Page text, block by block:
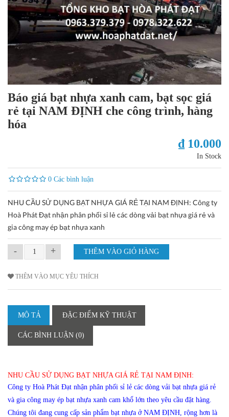
Báo giá bạt nhựa xanh cam, bạt sọc giá
rẻ tại NAM ĐỊNH che công trình, hàng
hóa
₫ 10.000
In Stock
0 Các bình luận
NHU CẦU SỬ DỤNG BẠT NHỰA GIÁ RẺ TẠI NAM ĐỊNH: Công ty
Hoà Phát Đạt nhận phân phối sỉ lẻ các dòng vải bạt nhựa giá rẻ và
gia công may ép bạt nhựa xanh
- +
THÊM VÀO MỤC YÊU THÍCH
MÔ TẢ ĐẶC ĐIỂM KỸ THUẬT
CÁC BÌNH LUẬN (0)
NHU CẦU SỬ DỤNG BẠT NHỰA GIÁ RẺ TẠI NAM ĐỊNH:
Công ty Hoà Phát Đạt nhận phân phối sỉ lẻ các dòng vải bạt nhựa giá rẻ
và gia công may ép bạt nhựa xanh cam khổ lớn theo yêu cầu đặt hàng.
Chúng tôi đang cung cấp sản phẩm bạt nhựa ở NAM ĐỊNH, rộng hơn là